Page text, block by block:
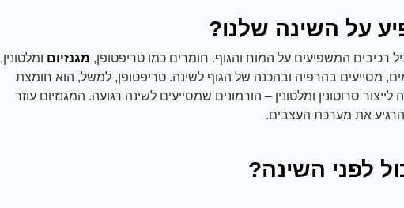
על השינה שלנו?
רכיבים המשפיעים על המוח והגוף. חומרים כמו טריפטופן, מגנזיום ומלטונין,
מסייעים בהרפיה ובהכנה של הגוף לשינה. טריפטופן, למשל, הוא חומצת
סרוטונין ומלטונין – הורמונים שמסייעים לשינה רגועה. המגנזיום עוזר
את מערכת העצבים.
לפני השינה?